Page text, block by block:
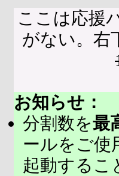
ここは応援
がない。右
お知らせ：
分割数を最
ールをご使
起動するこ